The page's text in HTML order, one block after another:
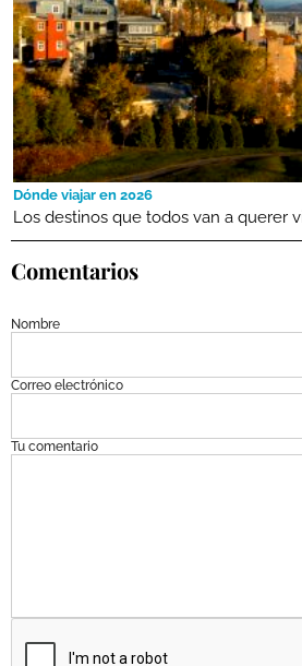
Dónde viajar en 2026
Los destinos que todos van a querer
Comentarios
Nombre
Correo electrónico
Tu comentario